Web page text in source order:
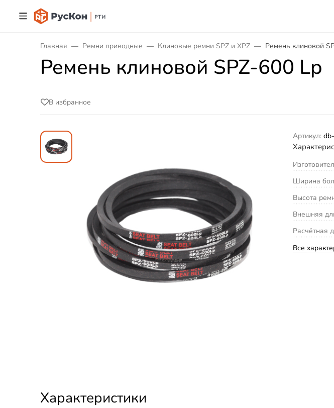
Главная Ремни приводные Клиновые ремни SPZ и XPZ Ремень клиновой
Ремень клиновой SPZ-600 Lp
В избранное
Артикул:
Ширина
Высота
Внешняя
Расчётная
Все
Характеристики